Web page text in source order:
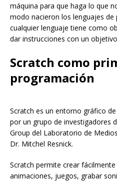
máquina para que haga lo que
modo nacieron los lenguajes
cualquier lenguaje tiene como
dar instrucciones con un
Scratch como
programación
Scratch es un entorno gráfico
por un grupo de investigadores
Group del Laboratorio de
Dr. Mitchel Resnick.
Scratch permite crear
animaciones, juegos, grabar